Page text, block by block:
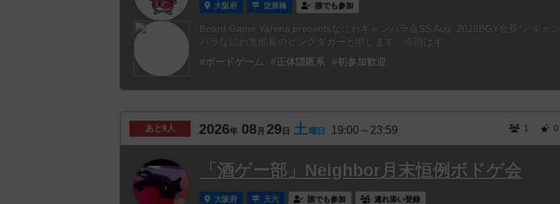
大阪府 淀屋橋 誰でも参加
Board Game Yarena presentsなにわギャンパラ会SS Aug. 2026BGY会長*／ギャン
パラなにわ支部長のピンクダガーと申します。今回はギ...
#ボードゲーム
#正体隠匿系 #初参加歓迎
あと9人 2026年 08月 29 日 土 曜日 19:00～23:59 1 0
「酒ゲー部」Neighbor月末恒例ボドゲ会
大阪府 天六 誰でも参加 連れ添い登録